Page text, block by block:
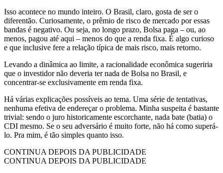
Isso acontece no mundo inteiro. O Brasil, claro, gosta de ser o
diferentão. Curiosamente, o prêmio de risco de mercado por essas
bandas é negativo. Ou seja, no longo prazo, Bolsa paga – ou, ao
menos, pagou até aqui – menos do que a renda fixa. É algo curioso
e que inclusive fere a relação típica de mais risco, mais retorno.
Levando a dinâmica ao limite, a racionalidade econômica sugeriria
que o investidor não deveria ter nada de Bolsa no Brasil, e
concentrar-se exclusivamente em renda fixa.
Há várias explicações possíveis ao tema. Uma série de tentativas,
nenhuma efetiva de endereçar o problema. Minha suspeita é bastante
trivial: sendo o juro historicamente escorchante, nada bate (batia) o
CDI mesmo. Se o seu adversário é muito forte, não há como superá-
lo. Pra mim, é tão simples quanto isso.
CONTINUA DEPOIS DA PUBLICIDADE
CONTINUA DEPOIS DA PUBLICIDADE